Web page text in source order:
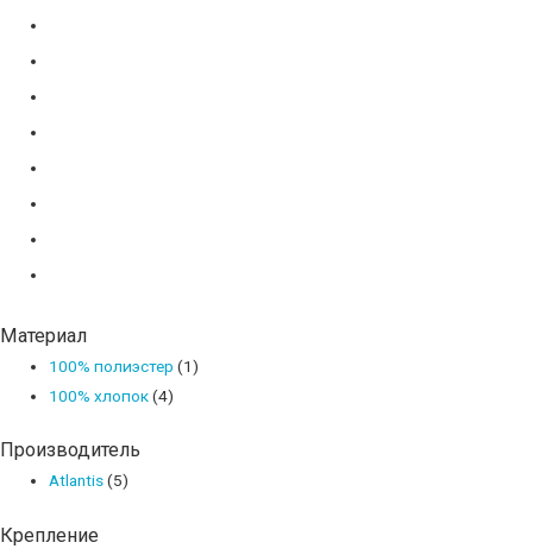
Материал
100% полиэстер (1)
100% хлопок(4)
Производитель
Atlantis(5)
Крепление